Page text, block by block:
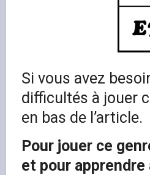
Si vous avez
difficultés à jouer
en bas de l’article.
Pour jouer ce
et pour